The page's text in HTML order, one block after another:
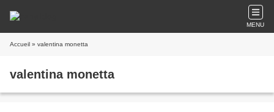
MENU
Accueil » valentina monetta
valentina monetta